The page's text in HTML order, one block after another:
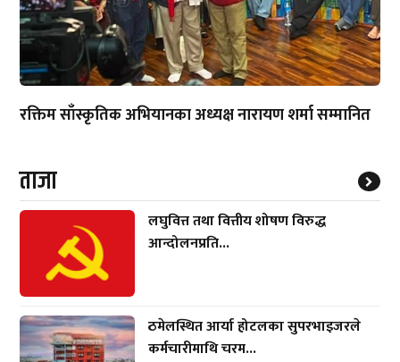
रक्तिम साँस्कृतिक अभियानका अध्यक्ष नारायण शर्मा सम्मानित
ताजा
लघुवित्त तथा वित्तीय शोषण विरुद्ध
आन्दोलनप्रति...
ठमेलस्थित आर्या होटलका सुपरभाइजरले
कर्मचारीमाथि चरम...